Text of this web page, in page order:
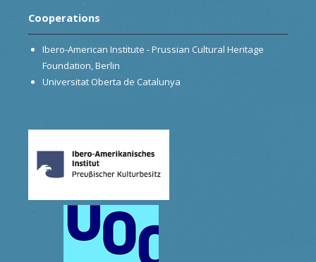
Cooperations
Ibero-American Institute - Prussian Cultural Heritage
Foundation, Berlin
Universitat Oberta de Catalunya